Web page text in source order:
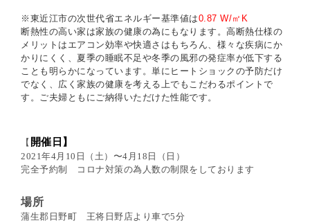
※東近江市の次世代省エネルギー基準値は0.87 W/㎡ K
断熱性の高い家は家族の健康の為にもなります。高断熱仕様の
メリットはエアコン効率や快適さはもちろん、様々な疾病にか
かりにくく、夏季の睡眠不足や冬季の風邪の発症率が低下する
ことも明らかになっています。単にヒートショックの予防だけ
でなく、広く家族の健康を考える上でもこだわるポイントで
す。ご夫婦ともにご納得いただけた性能です。
【 開催日】
2021 年4 月 10 日（土）〜4 月 18 日（日）
完全予約制 コロナ対策の為人数の制限をしております
場所
蒲生郡日野町 王将日野店より車で5分